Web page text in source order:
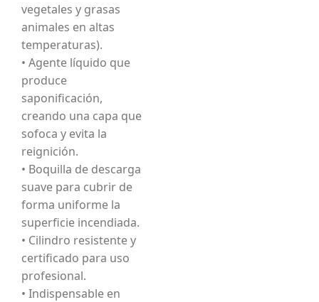
vegetales y grasas
animales en altas
temperaturas).
• Agente líquido que
produce
saponificación,
creando una capa que
sofoca y evita la
reignición.
• Boquilla de descarga
suave para cubrir de
forma uniforme la
superficie incendiada.
• Cilindro resistente y
certificado para uso
profesional.
• Indispensable en